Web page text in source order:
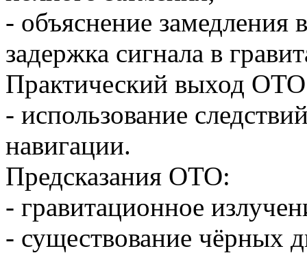
- объяснение замедления
задержка сигнала в
Практический выход
- использование
навигации.
Предсказания ОТО:
- гравитационное
- существование чёрных